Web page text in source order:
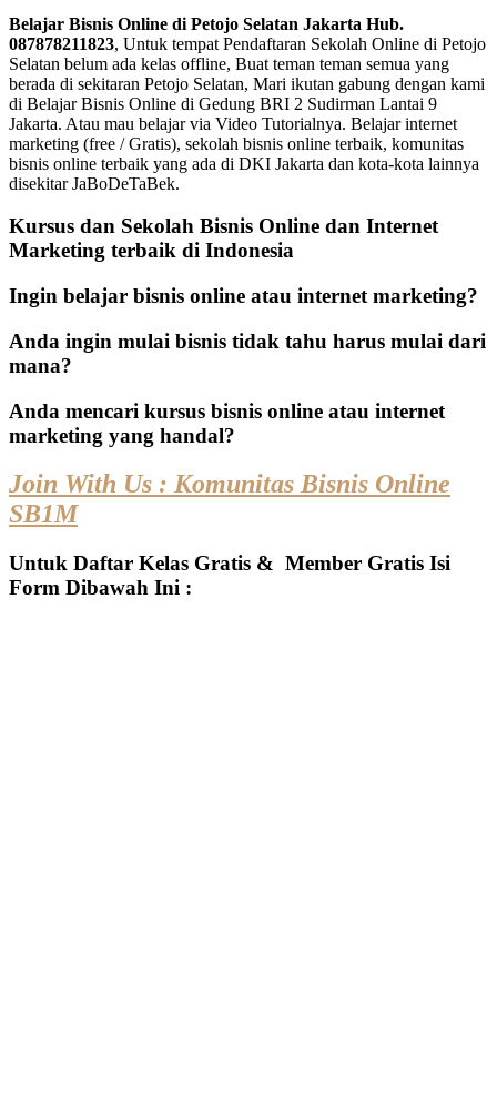
Belajar Bisnis Online di Petojo Selatan Jakarta Hub.
087878211823, Untuk tempat Pendaftaran Sekolah Online di Petojo
Selatan belum ada kelas offline, Buat teman teman semua yang
berada di sekitaran Petojo Selatan, Mari ikutan gabung dengan kami
di Belajar Bisnis Online di Gedung BRI 2 Sudirman Lantai 9
Jakarta. Atau mau belajar via Video Tutorialnya. Belajar internet
marketing (free / Gratis), sekolah bisnis online terbaik, komunitas
bisnis online terbaik yang ada di DKI Jakarta dan kota-kota lainnya
disekitar JaBoDeTaBek.
Kursus dan Sekolah Bisnis Online dan Internet
Marketing terbaik di Indonesia
Ingin belajar bisnis online atau internet marketing?
Anda ingin mulai bisnis tidak tahu harus mulai dari
mana?
Anda mencari kursus bisnis online atau internet
marketing yang handal?
Join With Us : Komunitas Bisnis Online
SB1M
Untuk Daftar Kelas Gratis & Member Gratis Isi
Form Dibawah Ini :